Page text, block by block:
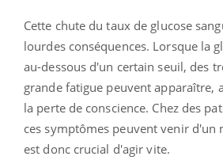
Cette chute du taux de glucose
lourdes conséquences. Lorsque la
au-dessous d'un certain seuil, des
grande fatigue peuvent apparaître,
la perte de conscience. Chez des
ces symptômes peuvent venir d'un
est donc crucial d'agir vite.